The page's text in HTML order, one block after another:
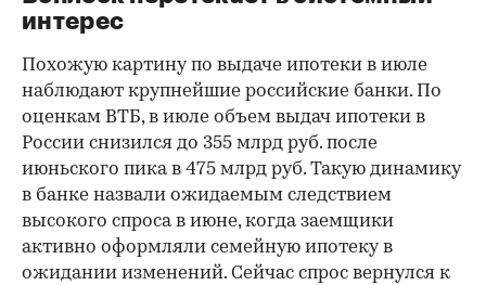
интерес
Похожую картину по выдаче ипотеки в июле
наблюдают крупнейшие российские банки. По
оценкам ВТБ, в июле объем выдач ипотеки в
России снизился до 355 млрд руб. после
июньского пика в 475 млрд руб. Такую динамику
в банке назвали ожидаемым следствием
высокого спроса в июне, когда заемщики
активно оформляли семейную ипотеку в
ожидании изменений. Сейчас спрос вернулся к